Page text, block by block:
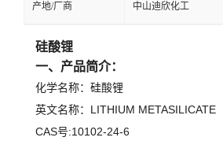
产地/厂商 中山迪欣化工
硅酸锂
一、产品简介：
化学名称：硅酸锂
英文名称：LITHIUM METASILICATE
CAS号:10102-24-6